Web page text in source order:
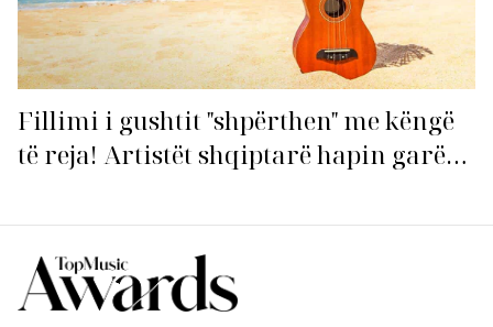
Fillimi i gushtit "shpërthen" me këngë
të reja! Artistët shqiptarë hapin garën